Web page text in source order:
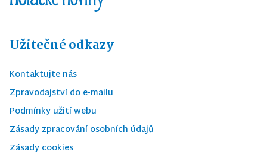
Užitečné odkazy
Kontaktujte nás
Zpravodajství do e-mailu
Podmínky užití webu
Zásady zpracování osobních údajů
Zásady cookies